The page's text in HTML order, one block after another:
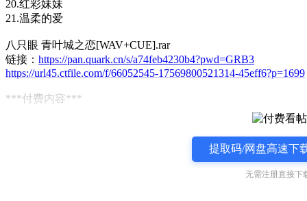
20.红彩妹妹
21.温柔的爱
八只眼 青叶城之恋[WAV+CUE].rar
链接： https://pan.quark.cn/s/a74feb4230b4?pwd=GRB3
https://url45.ctfile.com/f/66052545-17569800521314-45eff6?p=1699
***付费内容***
提取码/网盘高速下
无需注册直接下